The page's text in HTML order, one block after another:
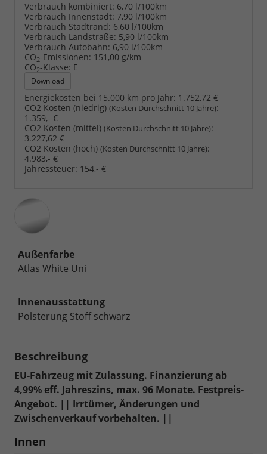
Verbrauch kombiniert: 6,70 l/100km
Verbrauch Innenstadt: 7,90 l/100km
Verbrauch Stadtrand: 6,60 l/100km
Verbrauch Landstraße: 5,90 l/100km
Verbrauch Autobahn: 6,90 l/100km
CO2-Emissionen: 151,00 g/km
CO2-Klasse: E
Download
Energiekosten bei 15.000 km pro Jahr: 1.752,72 €
CO2 Kosten (niedrig) (Kosten Durchschnitt 10 Jahre):
1.359,- €
CO2 Kosten (mittel) (Kosten Durchschnitt 10 Jahre):
3.227,62 €
CO2 Kosten (hoch) (Kosten Durchschnitt 10 Jahre):
4.983,- €
Jahressteuer: 154,- €
Außenfarbe
Atlas White Uni
Innenausstattung
Polsterung Stoff schwarz
Beschreibung
EU-Fahrzeug mit Zulassung. Finanzierung ab
4,99% eff. Jahreszins, max. 96 Monate. Festpreis-
Angebot. || Irrtümer, Änderungen und
Zwischenverkauf vorbehalten. ||
Innen